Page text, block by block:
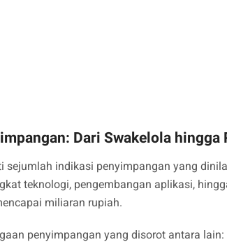
Dari Swakelola hingga
sejumlah indikasi penyimpangan yang
teknologi, pengembangan aplikasi,
miliaran rupiah.
penyimpangan yang disorot antara lain: